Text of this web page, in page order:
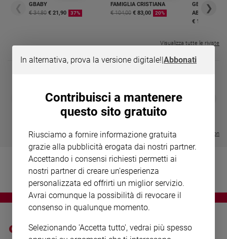
Chiesa
Società
valori
❮
GBABY
€ 34,80 € 21,90 37%
FAMIGLIA CRISTIANA
€ 104,00 € 83,00 20%
GBABY
€ 16,99
❯
Visualizza tutte le riviste
LE GRANDI BASILICHE ITALIANE
- VOL DA 1 AL 5
DIARIO G 2026-27
€ 8,90
- € 8,90
Visualizza tutte le collection
In alternativa, prova la versione digitale!|Abbonati
Contribuisci a mantenere
questo sito gratuito
Riusciamo a fornire informazione gratuita
grazie alla pubblicità erogata dai nostri partner.
Accettando i consensi richiesti permetti ai
nostri partner di creare un'esperienza
personalizzata ed offrirti un miglior servizio.
Avrai comunque la possibilità di revocare il
consenso in qualunque momento.
Selezionando 'Accetta tutto', vedrai più spesso